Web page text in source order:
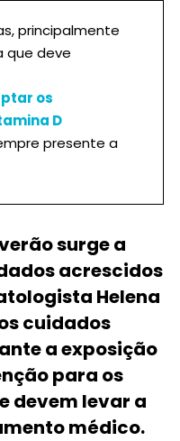
principalmente
que deve
os
D
presente a
surge a
acrescidos
Helena
cuidados
a exposição
para os
devem levar a
médico.